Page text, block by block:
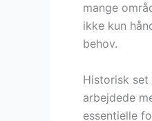
mange
ikke kun
behov.
Historisk
arbejdede
essentielle